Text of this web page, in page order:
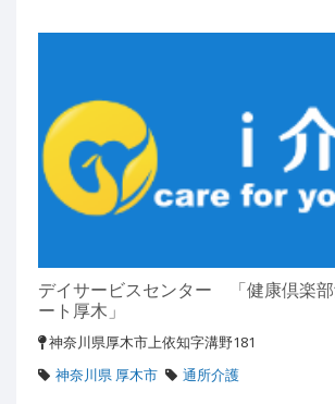
デイサービスセンター 「健康倶楽
ート厚木」
神奈川県厚木市上依知字溝野181
神奈川県 厚木市
通所介護